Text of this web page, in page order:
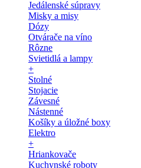
Jedálenské súpravy
Misky a misy
Dózy
Otvárače na víno
Rôzne
Svietidlá a lampy
+
Stolné
Stojacie
Závesné
Nástenné
Košíky a úložné boxy
Elektro
+
Hriankovače
Kuchynské roboty